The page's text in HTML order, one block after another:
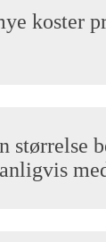
koster
størrelse